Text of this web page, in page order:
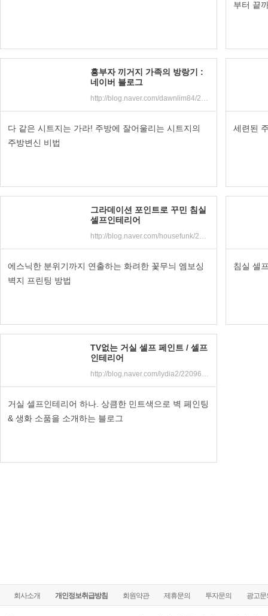
부터 끝
흥부자 끼거지 가족의 방랑기 :
네이버 블로그
http://blog.naver.com/dawnlim84/220852670371
다 같은 시트지는 가라! 주방에 잘어울리는 시트지의
주방변신 비법
세련된
그라데이션 포인트로 꾸민 침실
셀프인테리어
http://blog.naver.com/housefunk/221005908840
에스닉한 분위기까지 연출하는 화려한 꽃무늬 엠보싱
벽지 프린팅 방법
침실 셀
TV없는 거실 셀프 페인트 / 셀프
인테리어
http://blog.naver.com/lydia2/220968323963
거실 셀프인테리어 하나. 상큼한 민트색으로 벽 페인팅
& 생화 소품을 소개하는 블로그
회사소개 개인정보취급방침 회원약관 제휴문의 투자문의 광고문